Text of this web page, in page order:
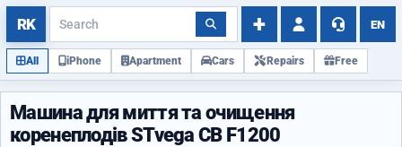
EN
All iPhone Apartment Cars Repairs Free
Машина для миття та очищення
коренеплодів STvega CB F1200